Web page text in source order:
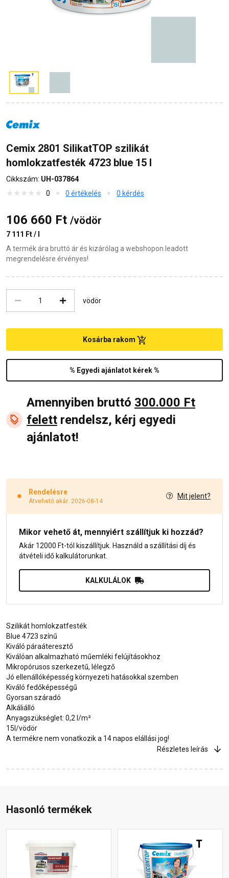
Cemix 2801 SilikatTOP szilikát
homlokzatfesték 4723 blue 15 l
Cikkszám: UH-037864
0
0 értékelés 0 kérdés
106 660 Ft /vödör
7 111 Ft / l
A termék ára bruttó ár és kizárólag a webshopon leadott
megrendelésre érvényes!
vödör
% Egyedi ajánlatot kérek %
Kosárba rakom
Amennyiben bruttó 300.000 Ft
felett rendelsz, kérj egyedi
ajánlatot!
Rendelésre
Átvehető akár: 2026-08-14
Mit jelent?
Mikor vehető át, mennyiért szállítjuk ki hozzád?
Akár 12000 Ft-tól kiszállítjuk. Használd a szállítási díj és
átvételi idő kalkulátorunkat.
KALKULÁLOK
Szilikát homlokzatfesték
Blue 4723 színű
Kiváló páraáteresztő
Kiválóan alkalmazható műemléki felújításokhoz
Mikropórusos szerkezetű, lélegző
Jó ellenállóképesség környezeti hatásokkal szemben
Kiváló fedőképességű
Gyorsan száradó
Alkáliálló
Anyagszükséglet: 0,2 l/m²
15l/vödör
A termékre nem vonatkozik a 14 napos elállási jog!
Részletes leírás
Hasonló termékek